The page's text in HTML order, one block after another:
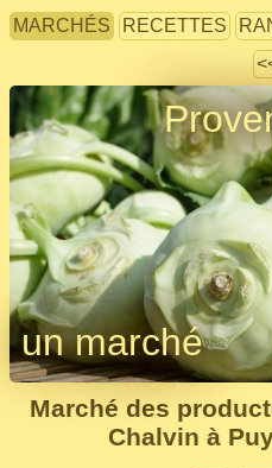
MARCHÉS RECETTES
un marché
Marché des
Chalvin à